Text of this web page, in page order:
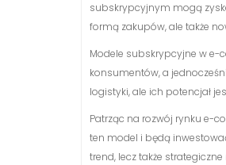
subskrypcyjnym mogą
formą zakupów, ale także
Modele subskrypcyjne w e-
konsumentów, a
logistyki, ale ich potencjał
Patrząc na rozwój rynku e-
ten model i będą
trend, lecz także